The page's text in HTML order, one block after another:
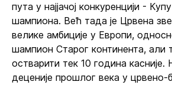
пута у најјачој конкуренцији -
шампиона. Већ тада је Црвена
велике амбиције у Европи,
шампион Старог континента, али
остварити тек 10 година касније.
деценије прошлог века у